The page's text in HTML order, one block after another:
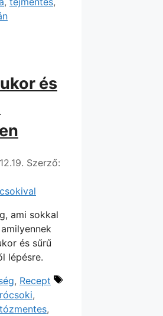
és
Szerző:
ami sokkal
és sűrű
lépésre.
, Recept
,
,